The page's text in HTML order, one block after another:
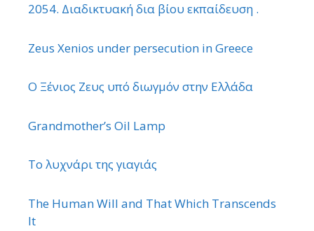
2054. Διαδικτυακή δια βίου εκπαίδευση .
Zeus Xenios under persecution in Greece
Ο Ξένιος Ζευς υπό διωγμόν στην Ελλάδα
Grandmother’s Oil Lamp
Το λυχνάρι της γιαγιάς
The Human Will and That Which Transcends
It